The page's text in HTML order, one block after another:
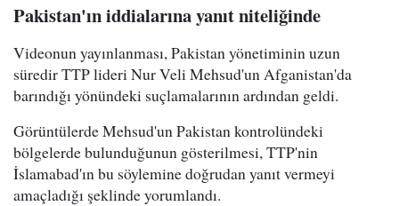
Pakistan'ın iddialarına yanıt niteliğinde
Videonun yayınlanması, Pakistan yönetiminin uzun
süredir TTP lideri Nur Veli Mehsud'un Afganistan'da
barındığı yönündeki suçlamalarının ardından geldi.
Görüntülerde Mehsud'un Pakistan kontrolündeki
bölgelerde bulunduğunun gösterilmesi, TTP'nin
İslamabad'ın bu söylemine doğrudan yanıt vermeyi
amaçladığı şeklinde yorumlandı.